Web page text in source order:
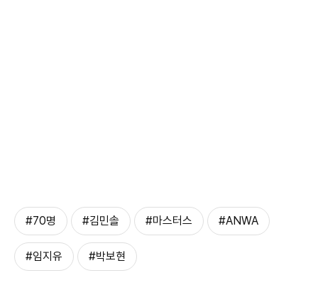
#70명 #김민솔 #마스터스 #ANWA
#임지유 #박보현